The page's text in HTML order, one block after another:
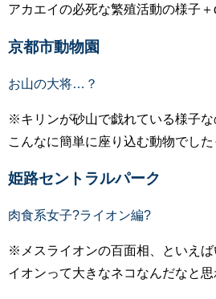
アカエイの必死な繁殖活動の様子＋
京都市動物園
お山の大将…？
※キリンが砂山で戯れている様子
こんなに簡単に座り込む動物でした
姫路セントラルパーク
肉食系女子?ライオン編?
※メスライオンの百面相、といえ
イオンって大きなネコなんだなと思